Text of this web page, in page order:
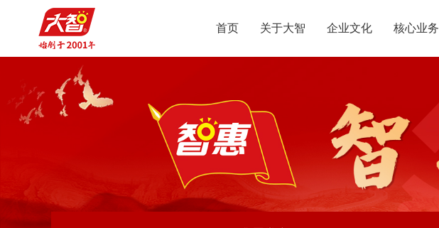
首页 关于大智 企业文化 核心业务